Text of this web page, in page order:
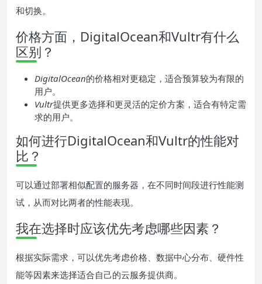
和切换。
价格方面，DigitalOcean和Vultr有什么
区别？
DigitalOcean的价格相对更稳定，适合预算较为有限的
用户。
Vultr提供更多选择和更灵活的定价方案，适合有特定需
求的用户。
如何进行DigitalOcean和Vultr的性能对
比？
可以通过部署相似配置的服务器，在不同时间段进行性能测
试，从而对比两者的性能表现。
我在选择时应该优先考虑哪些因素？
根据实际需求，可以优先考虑价格、数据中心分布、硬件性
能等因素来选择适合自己的云服务提供商。